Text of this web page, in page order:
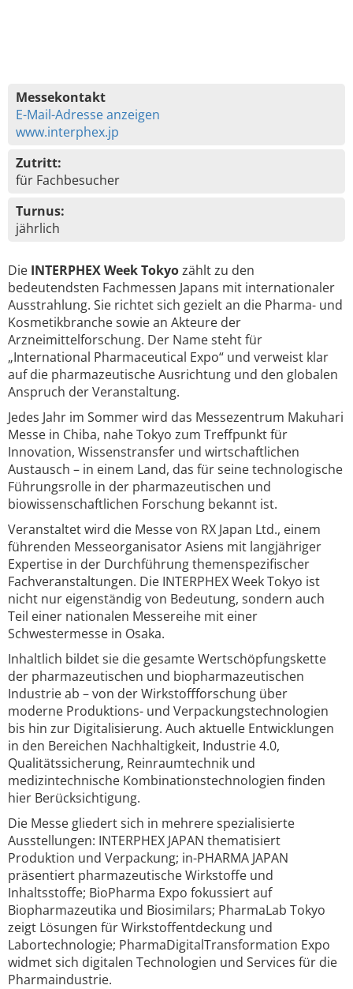
Messekontakt
E-Mail-Adresse anzeigen
www.interphex.jp
Zutritt:
für Fachbesucher
Turnus:
jährlich
Die INTERPHEX Week Tokyozählt zu den
bedeutendsten Fachmessen Japans mit internationaler
Ausstrahlung. Sie richtet sich gezielt an die Pharma- und
Kosmetikbranche sowie an Akteure der
Arzneimittelforschung. Der Name steht für
„International Pharmaceutical Expo“ und verweist klar
auf die pharmazeutische Ausrichtung und den globalen
Anspruch der Veranstaltung.
Jedes Jahr im Sommer wird das Messezentrum Makuhari
Messe in Chiba, nahe Tokyo zum Treffpunkt für
Innovation, Wissenstransfer und wirtschaftlichen
Austausch – in einem Land, das für seine technologische
Führungsrolle in der pharmazeutischen und
biowissenschaftlichen Forschung bekannt ist.
Veranstaltet wird die Messe von RX Japan Ltd., einem
führenden Messeorganisator Asiens mit langjähriger
Expertise in der Durchführung themenspezifischer
Fachveranstaltungen. Die INTERPHEX Week Tokyo ist
nicht nur eigenständig von Bedeutung, sondern auch
Teil einer nationalen Messereihe mit einer
Schwestermesse in Osaka.
Inhaltlich bildet sie die gesamte Wertschöpfungskette
der pharmazeutischen und biopharmazeutischen
Industrie ab – von der Wirkstoffforschung über
moderne Produktions- und Verpackungstechnologien
bis hin zur Digitalisierung. Auch aktuelle Entwicklungen
in den Bereichen Nachhaltigkeit, Industrie 4.0,
Qualitätssicherung, Reinraumtechnik und
medizintechnische Kombinationstechnologien finden
hier Berücksichtigung.
Die Messe gliedert sich in mehrere spezialisierte
Ausstellungen: INTERPHEX JAPAN thematisiert
Produktion und Verpackung; in-PHARMA JAPAN
präsentiert pharmazeutische Wirkstoffe und
Inhaltsstoffe; BioPharma Expo fokussiert auf
Biopharmazeutika und Biosimilars; PharmaLab Tokyo
zeigt Lösungen für Wirkstoffentdeckung und
Labortechnologie; PharmaDigitalTransformation Expo
widmet sich digitalen Technologien und Services für die
Pharmaindustrie.